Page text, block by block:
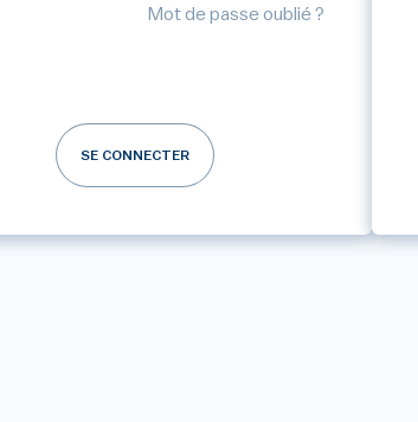
Mot de passe oublié ?
SE CONNECTER